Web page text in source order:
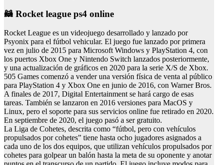
🦝 Rocket league ps4 online
Rocket League es un videojuego desarrollado y lanzado por
Psyonix para el fútbol vehicular. El juego fue lanzado por primera
vez en julio de 2015 para Microsoft Windows y PlayStation 4, con
los puertos Xbox One y Nintendo Switch lanzados posteriormente,
y una actualización de gráficos en 2020 para la serie X/S de Xbox.
505 Games comenzó a vender una versión física de venta al público
para PlayStation 4 y Xbox One en junio de 2016, con Warner Bros.
A finales de 2017, Digital Entertainment se hará cargo de esas
tareas. También se lanzaron en 2016 versiones para MacOS y
Linux, pero el soporte para sus servicios online fue retirado en 2020.
En septiembre de 2020, el juego pasó a ser gratuito.
La Liga de Cohetes, descrita como “fútbol, pero con vehículos
propulsados por cohetes” tiene hasta ocho jugadores asignados a
cada uno de los dos equipos, que utilizan vehículos propulsados por
cohetes para golpear un balón hasta la meta de su oponente y anotar